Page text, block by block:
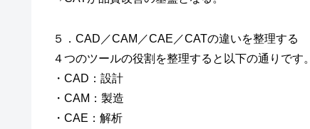
５．CAD／CAM／CAE／CATの違いを整理する
４つのツールの役割を整理すると以下の通りです。
・CAD：設計
・CAM：製造
・CAE：解析